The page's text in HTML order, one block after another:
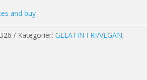
and buy
Kategorier: GELATIN FRI/VEGAN,